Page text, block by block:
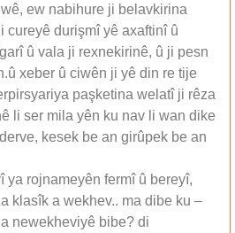
ew nabihure ji belavkirina
cureyê durişmî yê axaftinî û
û vala ji rexnekirinê, û ji pesn
xeber û ciwên ji yê din re tije
paşketina welatî ji rêza
li ser mila yên ku nav li wan dike
kesek be an girûpek be an
rojnameyên fermî û bereyî,
klasîk a wekhev.. ma dibe ku –
newekheviyê bibe? di